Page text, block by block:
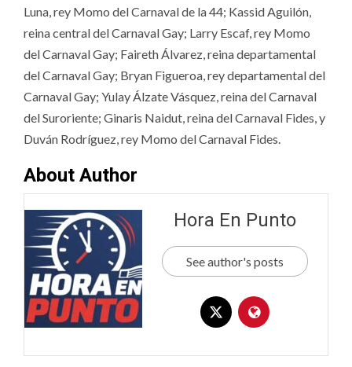
Luna, rey Momo del Carnaval de la 44; Kassid Aguilón,
reina central del Carnaval Gay; Larry Escaf, rey Momo
del Carnaval Gay; Faireth Álvarez, reina departamental
del Carnaval Gay; Bryan Figueroa, rey departamental del
Carnaval Gay; Yulay Álzate Vásquez, reina del Carnaval
del Suroriente; Ginaris Naidut, reina del Carnaval Fides, y
Duván Rodríguez, rey Momo del Carnaval Fides.
About Author
Hora En Punto
See author's posts